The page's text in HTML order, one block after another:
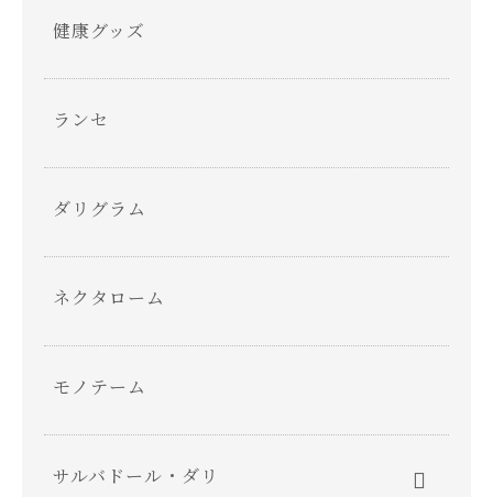
健康グッズ
ランセ
ダリグラム
ネクタローム
モノテーム
サルバドール・ダリ